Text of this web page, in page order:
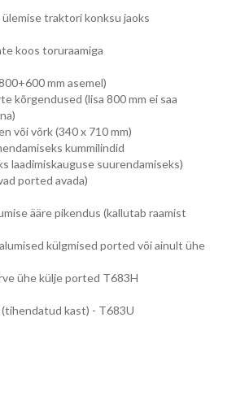
traktori konksu jaoks
koos toruraamiga
mm asemel)
kõrgendused (lisa 800 mm ei saa
või võrk (340 x 710 mm)
kummilindid
laadimiskauguse suurendamiseks)
ported avada)
ääre pikendus (kallutab raamist
külgmised ported või ainult ühe
ühe külje ported T683H
kast) - T683U